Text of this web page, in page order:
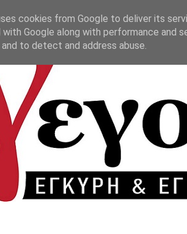
cookies from Google to deliver its
with Google along with performance and
to detect and address abuse.